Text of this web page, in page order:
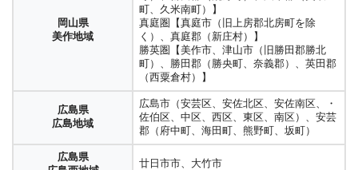
岡山県
美作地域
町、久米南町）】
真庭圏【真庭市（旧上房郡北房町を除
く）、真庭郡（新庄村）】
勝英圏【美作市、津山市（旧勝田郡勝北
町）、勝田郡（勝央町、奈義郡）、英田郡
（西粟倉村）】
広島県
広島地域
広島市（安芸区、安佐北区、安佐南区、・
佐伯区、中区、西区、東区、南区）、安芸
郡（府中町、海田町、熊野町、坂町）
広島県
廿日市市、大竹市